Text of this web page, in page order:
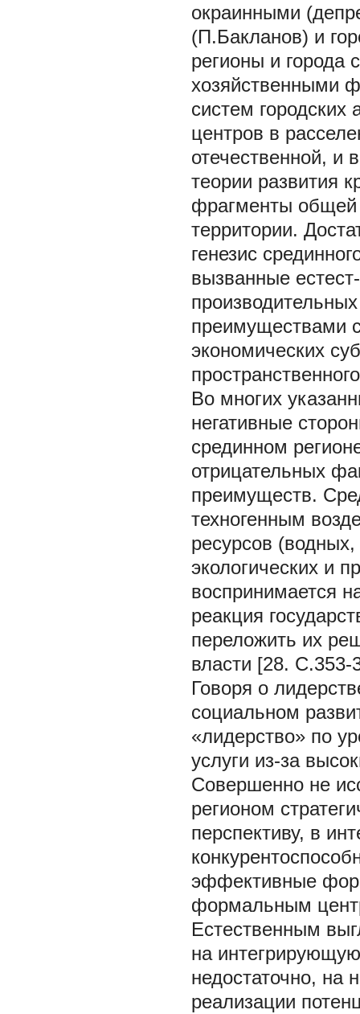
окраинными
(П.Бакланов) и
регионы и города
хозяйственными
систем
центров в
отечественной, и
теории развития
фрагменты общей
территории.
генезис
вызванные
преимуществами
экономических
Во многих
негативные
срединном
отрицательных
преимуществ.
техногенным
ресурсов (водных,
экологических и
воспринимается
реакция
переложить их
власти [28. С.353-
Говоря о
социальном
«лидерство» по
услуги из-за
Совершенно не
регионом
перспективу, в
эффективные
формальным
Естественным
на
недостаточно, на
реализации